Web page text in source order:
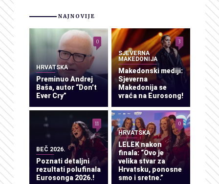
NAJNOVIJE
HRVATSKA
Preminuo Andrej
Baša, autor “Don’t
Ever Cry”
0
SJEVERNA
MAKEDONIJA
Makedonski mediji:
Sjeverna
Makedonija se
vraća na Eurosong!
3
BEČ 2026.
Poznati detaljni
rezultati polufinala
Eurosonga 2026.!
11
HRVATSKA
LELEK nakon
finala: “Ovo je
velika stvar za
Hrvatsku, ponosne
smo i sretne.”
0